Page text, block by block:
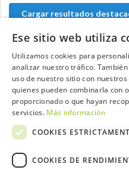
Cargar resultados
Contacta con el
Opina
Ese sitio web utiliza
Utilizamos cookies para
analizar nuestro tráfico.
uso de nuestro sitio con
quienes pueden combinarla con
proporcionado o que hayan
servicios. Más información
COOKIES
COOKIES DE